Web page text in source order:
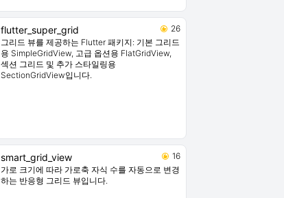
flutter_super_grid
26
그리드 뷰를 제공하는 Flutter 패키지: 기본 그리드
용 SimpleGridView, 고급 옵션용 FlatGridView,
섹션 그리드 및 추가 스타일링용
SectionGridView입니다.
smart_grid_view
16
가로 크기에 따라 가로축 자식 수를 자동으로 변경
하는 반응형 그리드 뷰입니다.